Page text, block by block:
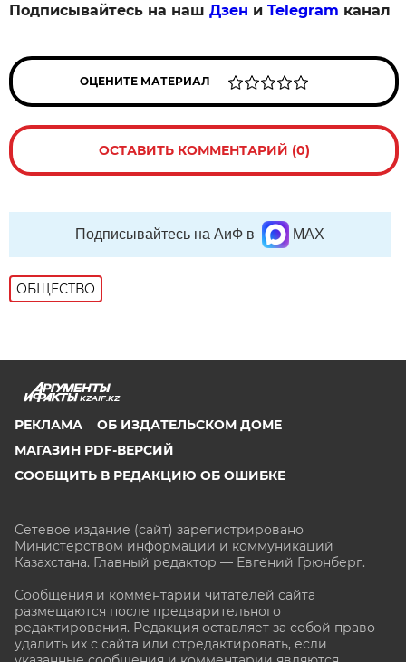
Подписывайтесь на нашДзен иTelegram канал
ОЦЕНИТЕ МАТЕРИАЛ
ОСТАВИТЬ КОММЕНТАРИЙ (0)
Подписывайтесь на АиФ в MAX
ОБЩЕСТВО
KZAIF.KZ
РЕКЛАМА
ОБ ИЗДАТЕЛЬСКОМ ДОМЕ
МАГАЗИН PDF-ВЕРСИЙ
СООБЩИТЬ В РЕДАКЦИЮ ОБ ОШИБКЕ
Сетевое издание (сайт) зарегистрировано
Министерством информации и коммуникаций
Казахстана. Главный редактор — Евгений Грюнберг.
Сообщения и комментарии читателей сайта
размещаются после предварительного
редактирования. Редакция оставляет за собой право
удалить их с сайта или отредактировать, если